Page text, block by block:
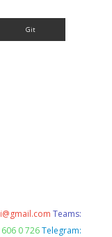
Teams:
0 726 Telegram: